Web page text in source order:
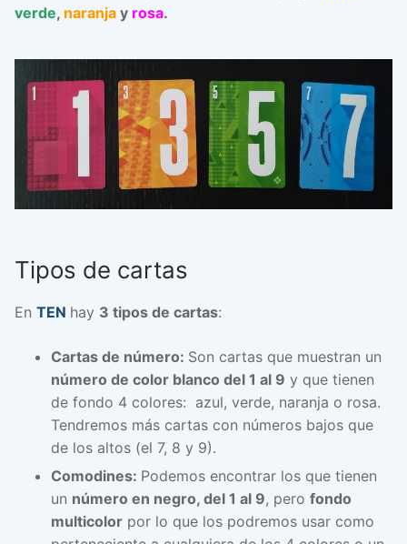
verde, naranja y rosa.
Tipos de cartas
En TEN hay 3 tipos de cartas:
Cartas de número: Son cartas que muestran un
número de color blanco del 1 al 9 y que tienen
de fondo 4 colores: azul, verde, naranja o rosa.
Tendremos más cartas con números bajos que
de los altos (el 7, 8 y 9).
Comodines: Podemos encontrar los que tienen
un número en negro, del 1 al 9, pero fondo
multicolor por lo que los podremos usar como